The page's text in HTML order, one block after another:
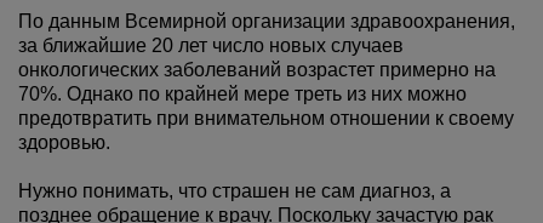
По данным Всемирной организации здравоохранения,
за ближайшие 20 лет число новых случаев
онкологических заболеваний возрастет примерно на
70%. Однако по крайней мере треть из них можно
предотвратить при внимательном отношении к своему
здоровью.
Нужно понимать, что страшен не сам диагноз, а
позднее обращение к врачу. Поскольку зачастую рак